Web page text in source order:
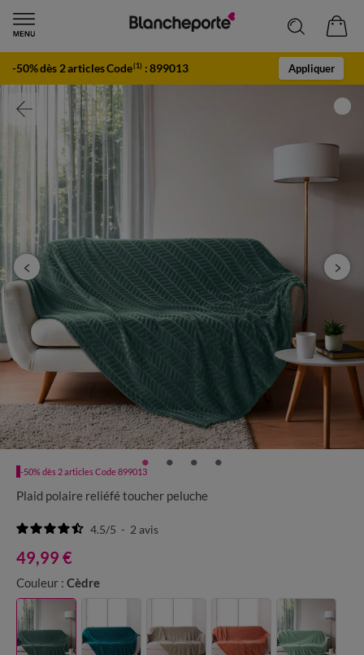
-50% dès 2 articles Code(1) :899013 Appliquer
-50% dès 2 articles Code 899013
Plaid polaire reliéfé toucher peluche
4.5/5 - 2 avis
49,99 €
Couleur : Cèdre